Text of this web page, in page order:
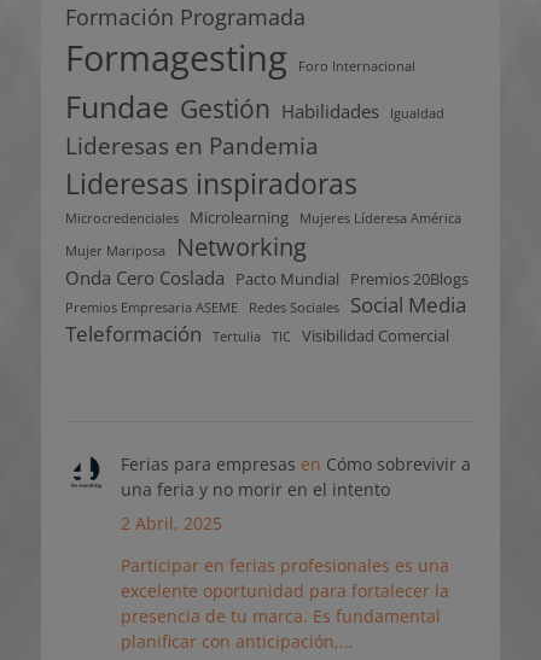
Formación Programada
Formagesting Foro Internacional
Fundae Gestión Habilidades Igualdad
Lideresas en Pandemia
Lideresas inspiradoras
Microcredenciales Microlearning
Mujeres Líderesa América
Mujer Mariposa
Networking
Onda Cero Coslada Pacto Mundial Premios 20Blogs
Premios Empresaria ASEME Redes Sociales
Social Media
Teleformación
Tertulia TIC Visibilidad Comercial
Ferias para empresas en Cómo sobrevivir a
una feria y no morir en el intento
2 Abril, 2025
Participar en ferias profesionales es una
excelente oportunidad para fortalecer la
presencia de tu marca. Es fundamental
planificar con anticipación,…